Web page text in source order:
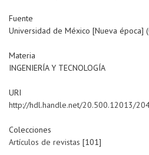
Fuente
Universidad de México [Nueva época]
Materia
INGENIERÍA Y TECNOLOGÍA
URI
http://hdl.handle.net/20.500.12013/
Colecciones
Artículos de revistas [101]